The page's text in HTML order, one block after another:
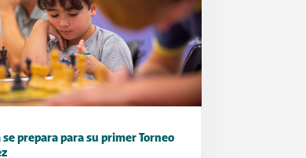
se prepara para su primer Torneo